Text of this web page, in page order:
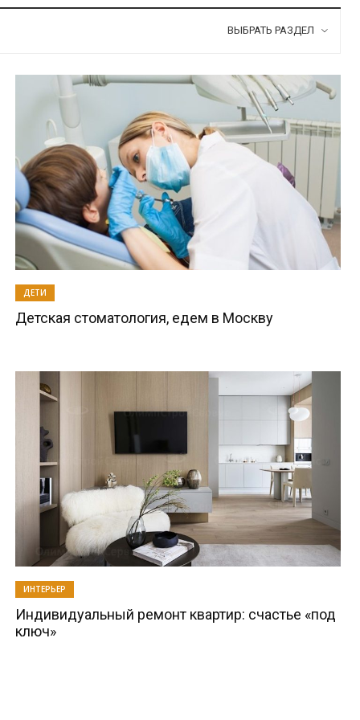
ВЫБРАТЬ РАЗДЕЛ
ДЕТИ
Детская стоматология, едем в Москву
ИНТЕРЬЕР
Индивидуальный ремонт квартир: счастье «под
ключ»